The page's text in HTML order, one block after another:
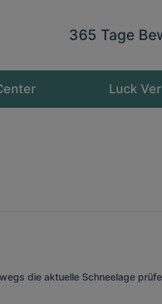
365 Tage
Luck
die aktuelle Schneelage